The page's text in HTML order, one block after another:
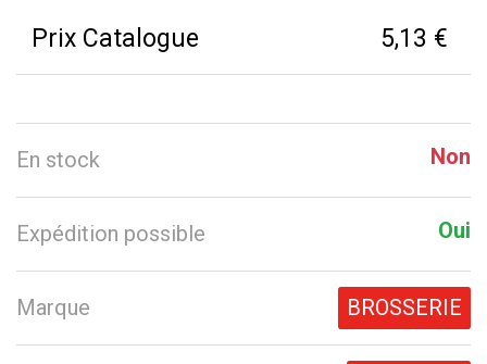
Prix Catalogue 5,13 €
En stock Non
Expédition possible Oui
Marque BROSSERIE